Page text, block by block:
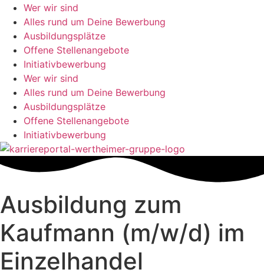
Wer wir sind
Alles rund um Deine Bewerbung
Ausbildungsplätze
Offene Stellenangebote
Initiativbewerbung
Wer wir sind
Alles rund um Deine Bewerbung
Ausbildungsplätze
Offene Stellenangebote
Initiativbewerbung
Ausbildung zum
Kaufmann (m/w/d) im
Einzelhandel